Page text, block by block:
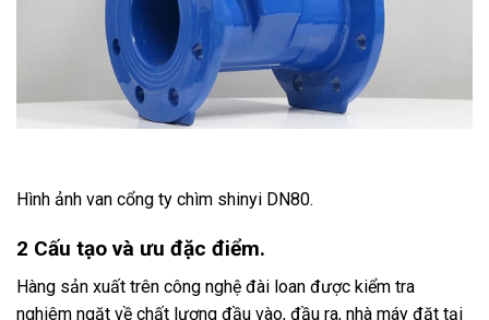
Hình ảnh van cổng ty chìm shinyi DN80.
2 Cấu tạo và ưu đặc điểm.
Hàng sản xuất trên công nghệ đài loan được kiểm tra
nghiêm ngặt về chất lượng đầu vào, đầu ra, nhà máy đặt tại